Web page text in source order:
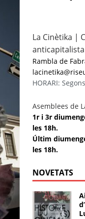
La Cinètika |
Rambla de
HORARI:
Asemblees de
1r i 3r
les 18h.
Últim
les 18h.
NOVETATS